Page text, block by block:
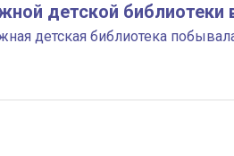
детской библиотеки
детская библиотека